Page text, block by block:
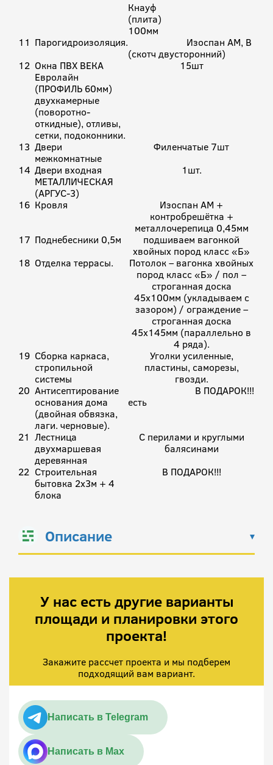
Кнауф
(плита)
100мм
11 Парогидроизоляция. Изоспан АМ, В
(скотч двусторонний)
12 Окна ПВХ ВЕКА
Евролайн
(ПРОФИЛЬ 60мм)
двухкамерные
(поворотно-
откидные), отливы,
сетки, подоконники.
15шт
13 Двери
межкомнатные
Филенчатые 7шт
14 Двери входная
МЕТАЛЛИЧЕСКАЯ
(АРГУС-3)
1шт.
16 Кровля
Изоспан АМ +
контробрешётка +
металлочерепица 0,45мм
17 Поднебесники 0,5м
подшиваем вагонкой
хвойных пород класс «Б»
18 Отделка террасы.
Потолок – вагонка хвойных
пород класс «Б» / пол –
строганная доска
45х100мм (укладываем с
зазором) / ограждение –
строганная доска
45х145мм (параллельно в
4 ряда).
19 Сборка каркаса,
стропильной
системы
Уголки усиленные,
пластины, саморезы,
гвозди.
20 Антисептирование
основания дома
(двойная обвязка,
лаги. черновые).
есть
В ПОДАРОК!!!
21 Лестница
двухмаршевая
деревянная
С перилами и круглыми
балясинами
22 Строительная
бытовка 2х3м + 4
блока
В ПОДАРОК!!!
Описание
У нас есть другие варианты
площади и планировки этого
проекта!
Закажите рассчет проекта и мы подберем
подходящий вам вариант.
Написать в Telegram
Написать в Max